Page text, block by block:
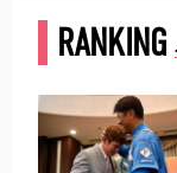
RANKING